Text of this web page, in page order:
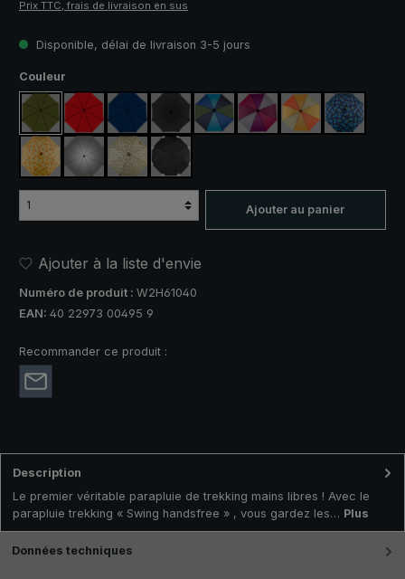
Prix TTC, frais de livraison en sus
Disponible, délai de livraison 3-5 jours
Sélectionnez
Couleur
vert oliverouge bleu marine
noir bleu / vertviolet / rouge / gris
orange / jaune
bleu / vert
jaune / orange à carreaux
argent, protection UV 50+
camouflagenoir, avec bandes réfléchissantes
Ajouter au panier
Ajouter à la liste d'envie
Numéro de produit : W2H61040
EAN: 40 22973 00495 9
Recommander ce produit :
Description
Le premier véritable parapluie de trekking mains libres ! Avec le
parapluie trekking « Swing handsfree » , vous gardez les… Plus
Données techniques